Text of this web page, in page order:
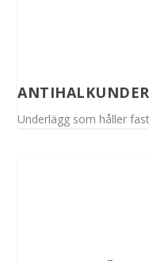
Underlägg som håller